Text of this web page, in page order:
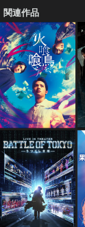
関連作品